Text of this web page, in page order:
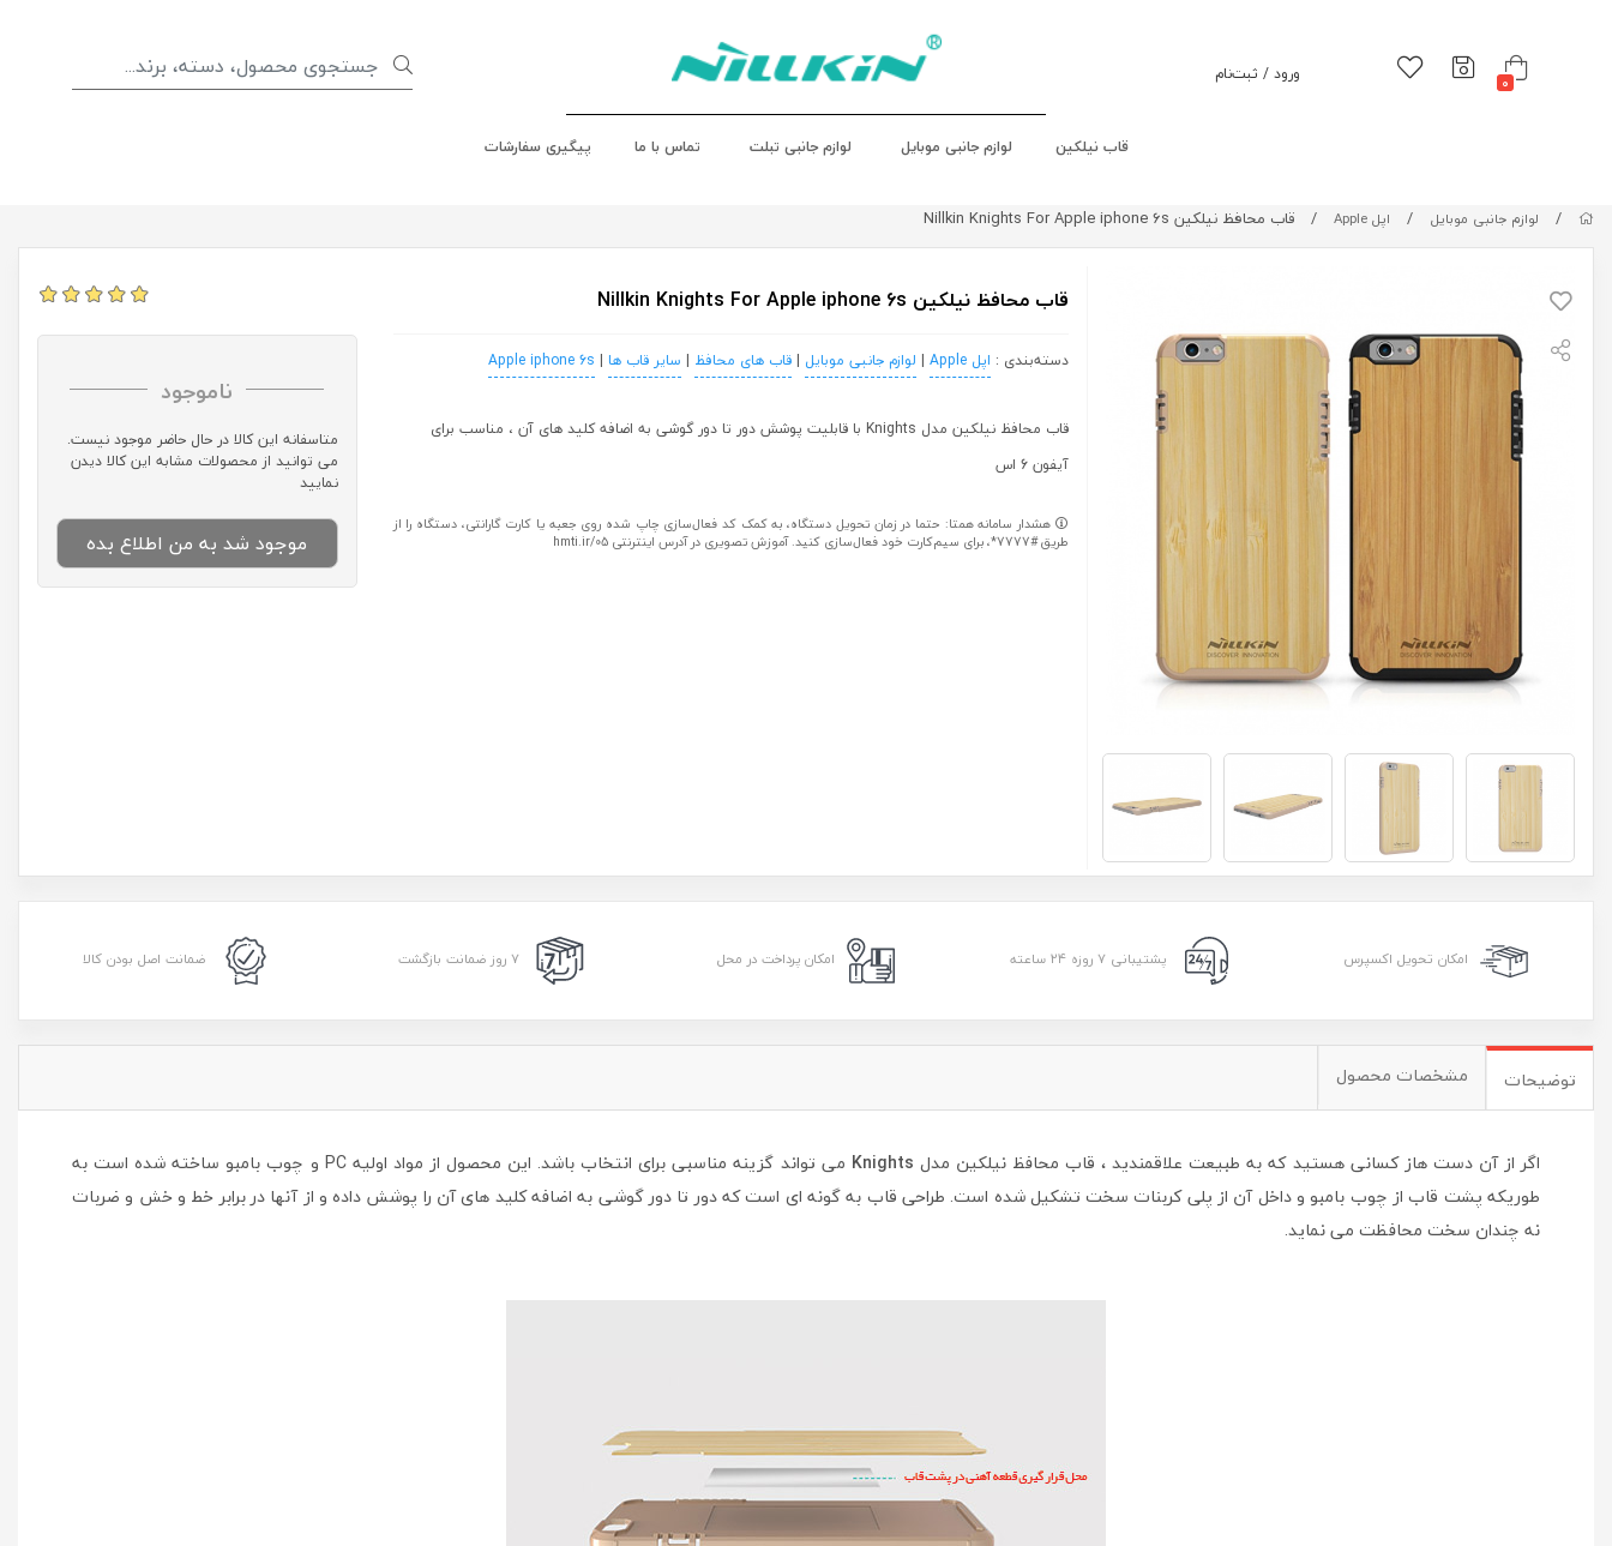
0 ورود / ثبت‌نام
قاب نیلکین لوازم جانبی موبایل لوازم جانبی تبلت تماس با ما پیگیری سفارشات
/ لوازم جانبی موبایل / اپل Apple / قاب محافظ نیلکین Nillkin Knights For Apple iphone 6s
قاب محافظ نیلکین Nillkin Knights For Apple iphone 6s
دسته‌بندی : اپل Apple | لوازم جانبی موبایل |قاب های محافظ | سایر قاب ها |
Apple iphone 6s
قاب محافظ نیلکین مدل Knights با قابلیت پوشش دور تا دور گوشی به اضافه کلید های آن ، مناسب برای
آیفون 6 اس
هشدار سامانه همتا: حتما در زمان تحویل دستگاه، به کمک کد فعال‌سازی چاپ شده روی جعبه یا کارت گارانتی، دستگاه را از
طریق #7777*، برای سیم‌کارت خود فعال‌سازی کنید. آموزش تصویری در آدرس اینترنتی hmti.ir/05
ناموجود
متاسفانه این کالا در حال حاضر موجود نیست.
می توانید از محصولات مشابه این کالا دیدن
نمایید
موجود شد به من اطلاع بده
امکان تحویل اکسپرس پشتیبانی ۷ روزه ۲۴ ساعته امکان پرداخت در محل ۷ روز ضمانت بازگشت ضمانت اصل بودن کالا
توضیحات مشخصات محصول
اگر از آن دست هاز کسانی هستید که به طبیعت علاقمندید ، قاب محافظ نیلکین مدل
می تواند گزینه مناسبی برای انتخاب باشد. این محصول از مواد اولیه PC و چوب بامبو ساخته شده است به
طوریکه پشت قاب از چوب بامبو و داخل آن از پلی کربنات سخت تشکیل شده است. طراحی قاب به گونه ای است که دور تا دور گوشی به اضافه کلید های آن را پوشش داده و از آنها در برابر خط و خش و ضربات
نه چندان سخت محافظت می نماید.